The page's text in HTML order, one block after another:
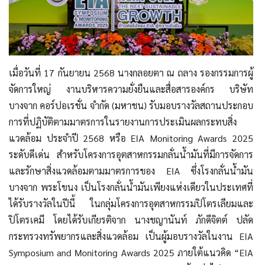
เมื่อวันที่ 17 กันยายน 2568 นางกลอยตา ณ ถลาง รองกรรมการผู้
จัดการใหญ่ งานบริหารความยั่งยืนและสื่อสารองค์กร บริษัท
บางจาก คอร์ปอเรชั่น จำกัด (มหาชน) รับมอบรางวัลสถานประกอบ
การที่ปฏิบัติตามมาตรการในรายงานการประเมินผลกระทบสิ่ง
แวดล้อม ประจำปี 2568 หรือ EIA Monitoring Awards 2025
ระดับดีเด่น สำหรับโครงการอุตสาหกรรมกลั่นน้ำมันที่มีการจัดการ
และรักษาสิ่งแวดล้อมตามมาตรการของ EIA ซึ่งโรงกลั่นน้ำมัน
บางจาก พระโขนง เป็นโรงกลั่นน้ำมันเพียงแห่งเดียวในประเทศที่
ได้รับรางวัลในปีนี้ ในกลุ่มโครงการอุตสาหกรรมปิโตรเลียมและ
ปิโตรเคมี โดยได้รับเกียรติจาก นางชญานันท์ ภักดีจิตต์ ปลัด
กระทรวงทรัพยากรและสิ่งแวดล้อม เป็นผู้มอบรางวัลในงาน EIA
Symposium and Monitoring Awards 2025 ภายใต้แนวคิด “EIA